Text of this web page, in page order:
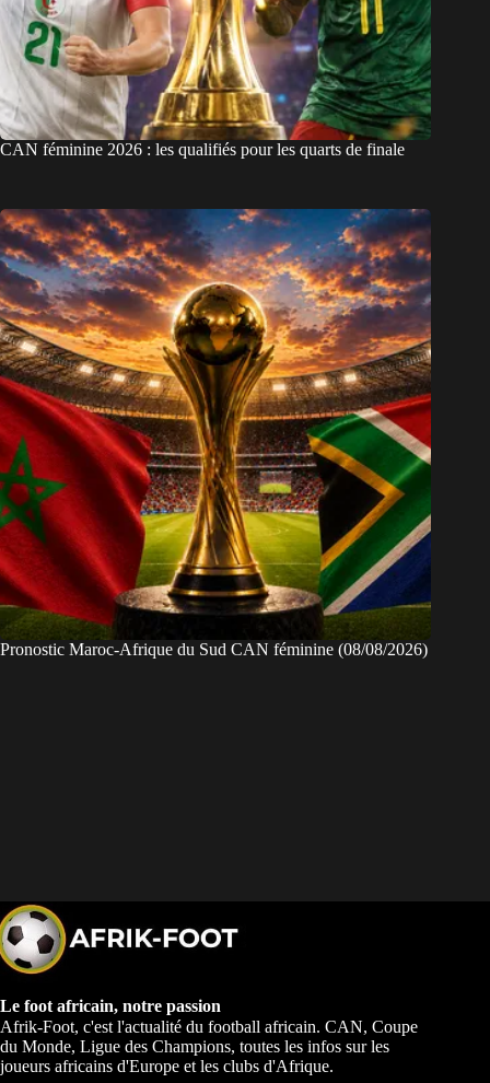
CAN féminine 2026 : les qualifiés pour les quarts de finale
Pronostic Maroc-Afrique du Sud CAN féminine (08/08/2026)
Le foot africain, notre passion
Afrik-Foot, c'est l'actualité du football africain. CAN, Coupe
du Monde, Ligue des Champions, toutes les infos sur les
joueurs africains d'Europe et les clubs d'Afrique.